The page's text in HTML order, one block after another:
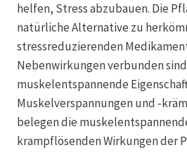
helfen, Stress abzubauen. Die
natürliche Alternative zu
stressreduzierenden
Nebenwirkungen verbunden
muskelentspannende
Muskelverspannungen und -
belegen die
krampflösenden Wirkungen der